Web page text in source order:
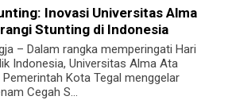
Inovasi Universitas Alma
Stunting di Indonesia
– Dalam rangka memperingati Hari
Indonesia, Universitas Alma Ata
Kota Tegal menggelar
Cegah S...